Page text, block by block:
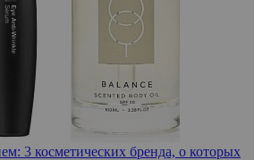
3 косметических бренда, о которых